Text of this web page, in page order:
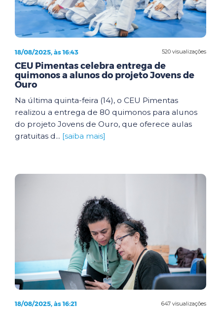
520 visualizações
18/08/2025, às 16:43
CEU Pimentas celebra entrega de
quimonos a alunos do projeto Jovens de
Ouro
Na última quinta-feira (14), o CEU Pimentas
realizou a entrega de 80 quimonos para alunos
do projeto Jovens de Ouro, que oferece aulas
gratuitas d... [saiba mais]
647 visualizações
18/08/2025, às 16:21